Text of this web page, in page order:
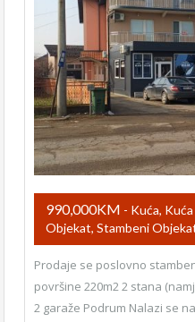
990,000KM - Kuća,
Objekat, Stambeni
Prodaje se poslovno
površine 220m2 2 stana
2 garaže Podrum Nalazi se